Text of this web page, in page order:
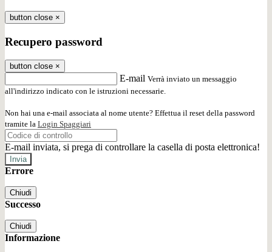
button close ×
Recupero password
button close ×
E-mail Verrà inviato un messaggio
all'indirizzo indicato con le istruzioni necessarie.
Non hai una e-mail associata al nome utente? Effettua il reset della password
tramite la Login Spaggiari
E-mail inviata, si prega di controllare la casella di posta elettronica!
Errore
Chiudi
Successo
Chiudi
Informazione